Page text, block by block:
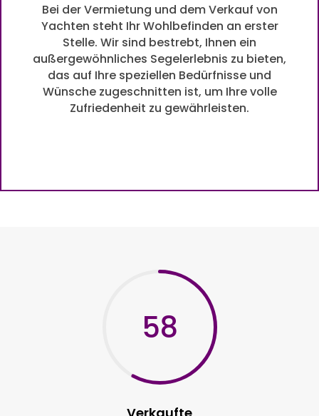
Bei der Vermietung und dem Verkauf von
Yachten steht Ihr Wohlbefinden an erster
Stelle. Wir sind bestrebt, Ihnen ein
außergewöhnliches Segelerlebnis zu bieten,
das auf Ihre speziellen Bedürfnisse und
Wünsche zugeschnitten ist, um Ihre volle
Zufriedenheit zu gewährleisten.
58